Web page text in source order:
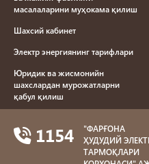
масалаларини муҳокама қилиш
Шахсий кабинет
Электр энергиянинг тарифлари
Юридик ва жисмонийн
шахслардан мурожатларни
қабул қилиш
бериш намунавий шартномаси
1154
"ФAРҒОНA
ҲУДУДИЙ
ТAРМОҚЛAРИ